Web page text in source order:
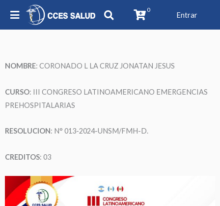
0
Entrar
NOMBRE: CORONADO L LA CRUZ JONATAN JESUS
CURSO: III CONGRESO LATINOAMERICANO EMERGENCIAS
PREHOSPITALARIAS
RESOLUCION: N° 013-2024-UNSM/FMH-D.
CREDITOS: 03